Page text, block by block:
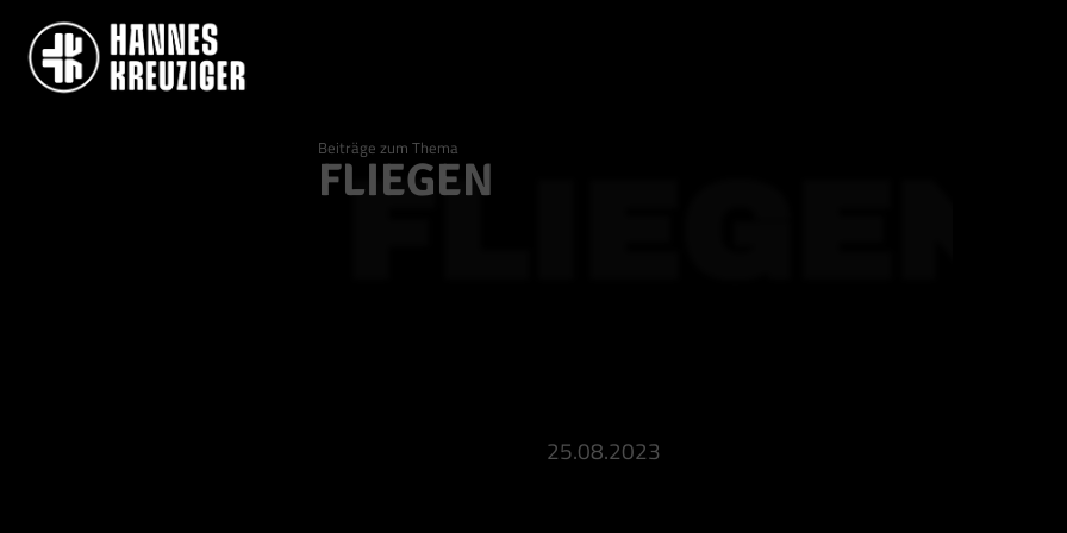
Beiträge zum Thema
FLIEGEN
FLIEGEN
25.08.2023